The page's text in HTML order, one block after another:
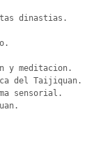
dinastias.
y meditacion.
del Taijiquan.
sensorial.